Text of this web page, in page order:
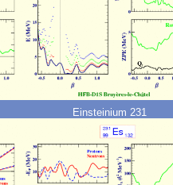
Einsteinium 231